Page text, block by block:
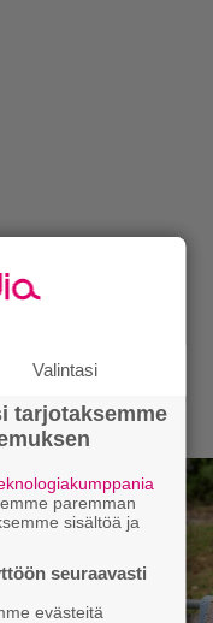
Valintasi
tarjotaksemme
paremman
sisältöä ja
seuraavasti
evästeitä